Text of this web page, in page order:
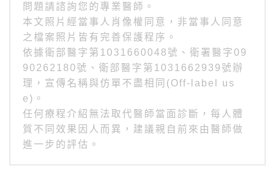
問題請諮詢您的專業醫師。
本文照片經當事人肖像權同意，非當事人同意
之檔案照片皆有完善保護程序。
依據衛部醫字第1031660048號、衛署醫字09
90262180號、衛部醫字第1031662939號辦
理，宣傳名稱與仿單不盡相同(Off-label us
e)。
任何療程介紹無法取代醫師當面診斷，每人體
質不同效果因人而異，建議親自前來由醫師做
進一步的評估。